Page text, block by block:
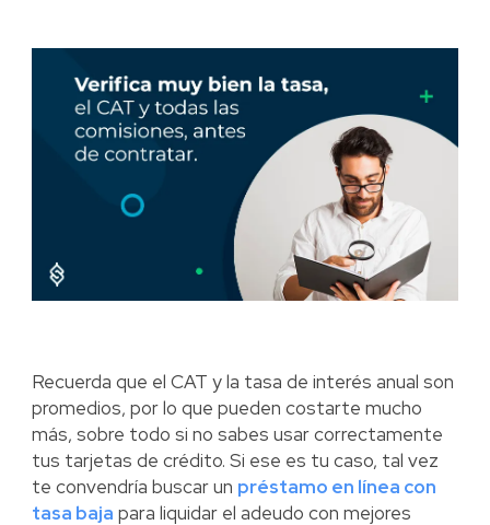
Recuerda que el CAT y la tasa de interés anual son
promedios, por lo que pueden costarte mucho
más, sobre todo si no sabes usar correctamente
tus tarjetas de crédito. Si ese es tu caso, tal vez
te convendría buscar un préstamo en línea con
tasa baja para liquidar el adeudo con mejores